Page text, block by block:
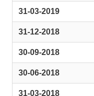
31-03-2019
31-12-2018
30-09-2018
30-06-2018
31-03-2018